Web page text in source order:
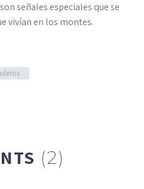
señales especiales que se
vivían en los montes.
(2)